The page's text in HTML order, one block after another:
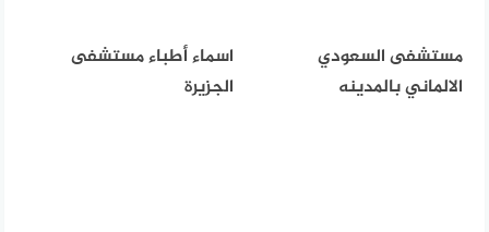
مستشفى السعودي
الالماني بالمدينه
اسماء أطباء مستشفى
الجزيرة